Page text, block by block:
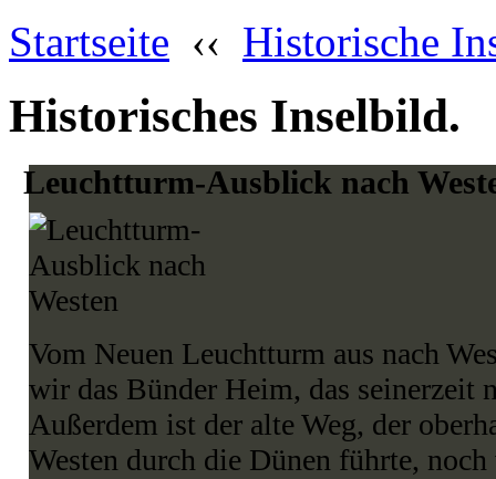
Startseite ‹‹ Historische
Historisches Inselbild.
Leuchtturm-Ausblick nach
Vom Neuen Leuchtturm aus nach
wir das Bünder Heim, das seinerzeit
Außerdem ist der alte Weg, der
Westen durch die Dünen führte, noch